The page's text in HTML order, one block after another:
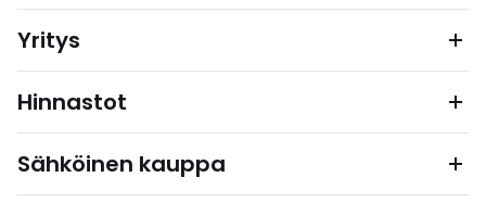
Yritys
Hinnastot
Sähköinen kauppa